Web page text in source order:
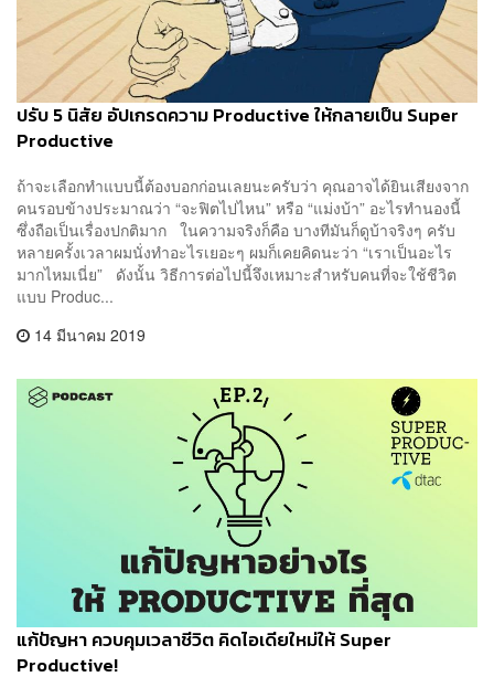
ปรับ 5 นิสัย อัปเกรดความ Productive ให้กลายเป็น Super
Productive
ถ้าจะเลือกทำแบบนี้ต้องบอกก่อนเลยนะครับว่า คุณอาจได้ยินเสียงจาก
คนรอบข้างประมาณว่า “จะฟิตไปไหน” หรือ “แม่งบ้า” อะไรทำนองนี้
ซึ่งถือเป็นเรื่องปกติมาก ในความจริงก็คือ บางทีมันก็ดูบ้าจริงๆ ครับ
หลายครั้งเวลาผมนั่งทำอะไรเยอะๆ ผมก็เคยคิดนะว่า “เราเป็นอะไร
มากไหมเนี่ย” ดังนั้น วิธีการต่อไปนี้จึงเหมาะสำหรับคนที่จะใช้ชีวิต
แบบ Produc...
14 มีนาคม 2019
แก้ปัญหา ควบคุมเวลาชีวิต คิดไอเดียใหม่ให้ Super
Productive!